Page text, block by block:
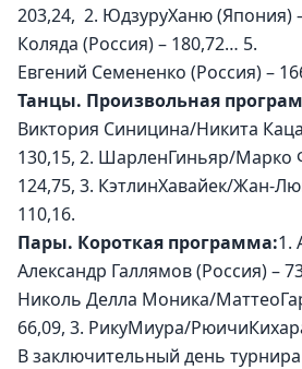
203,24,  2. ЮдзуруХаню (Япония)
Коляда (Россия) – 180,72… 5.
Евгений Семененко (Россия) –
Танцы. Произвольная
Виктория Синицина/Никита
130,15, 2. ШарленГиньяр/Марко
124,75, 3. КэтлинХавайек/Жан-
110,16.
Пары. Короткая программа:1.
Александр Галлямов (Россия) –
Николь Делла Моника/
66,09, 3. РикуМиура/
В заключительный день турнира